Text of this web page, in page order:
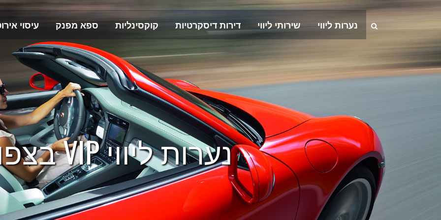
נערות ליווי שירותי ליווי דירות דיסקרטיות קוקסינליות ספא מפנק עיסוי
נערות ליווי VIP בצפון